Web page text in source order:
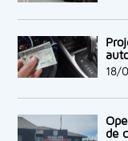
18/
de